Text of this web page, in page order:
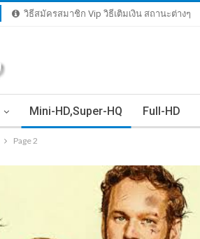
วิธีสมัครสมาชิก Vip วิธีเติมเงิน สถานะต่างๆ
Mini-HD,Super-HQ Full-HD
Page 2